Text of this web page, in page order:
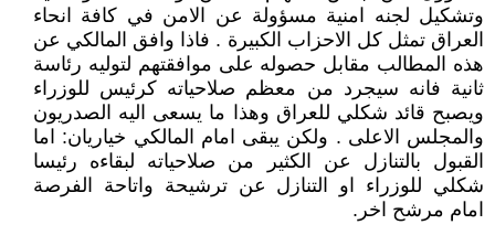
وتشكيل لجنه امنية مسؤولة عن الامن في كافة انحاء
العراق تمثل كل الاحزاب الكبيرة . فاذا وافق المالكي عن
هذه المطالب مقابل حصوله على موافقتهم لتوليه رئاسة
ثانية فانه سيجرد من معظم صلاحياته كرئيس للوزراء
ويصبح قائد شكلي للعراق وهذا ما يسعى اليه الصدريون
والمجلس الاعلى . ولكن يبقى امام المالكي خياريان: اما
القبول بالتنازل عن الكثير من صلاحياته لبقاءه رئيسا
شكلي للوزراء او التنازل عن ترشيحة واتاحة الفرصة
امام مرشح اخر.